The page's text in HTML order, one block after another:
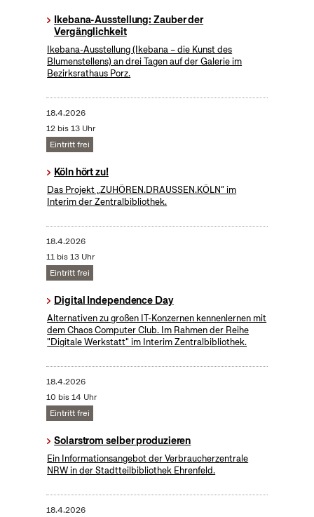
Ikebana-Ausstellung: Zauber der
Vergänglichkeit
Ikebana-Ausstellung (Ikebana – die Kunst des
Blumenstellens) an drei Tagen auf der Galerie im
Bezirksrathaus Porz.
18.4.2026
12 bis 13 Uhr
Eintritt frei
Köln hört zu!
Das Projekt „ZUHÖREN.DRAUSSEN.KÖLN“ im
Interim der Zentralbibliothek.
18.4.2026
11 bis 13 Uhr
Eintritt frei
Digital Independence Day
Alternativen zu großen IT-Konzernen kennenlernen mit
dem Chaos Computer Club. Im Rahmen der Reihe
"Digitale Werkstatt" im Interim Zentralbibliothek.
18.4.2026
10 bis 14 Uhr
Eintritt frei
Solarstrom selber produzieren
Ein Informationsangebot der Verbraucherzentrale
NRW in der Stadtteilbibliothek Ehrenfeld.
18.4.2026